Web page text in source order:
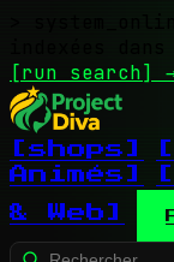
indexées
[run search]
[shops]
Animés]
& Web]